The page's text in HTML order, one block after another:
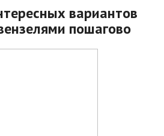
вариантов
пошагово